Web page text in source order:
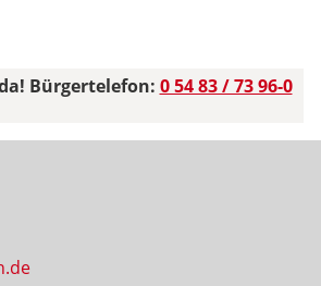
Bürgertelefon: 0 54 83 / 73 96-0